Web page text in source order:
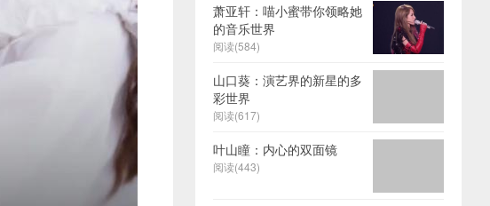
萧亚轩：喵小蜜带你领略她
的音乐世界
阅读(584)
山口葵：演艺界的新星的多
彩世界
阅读(617)
叶山瞳：内心的双面镜
阅读(443)